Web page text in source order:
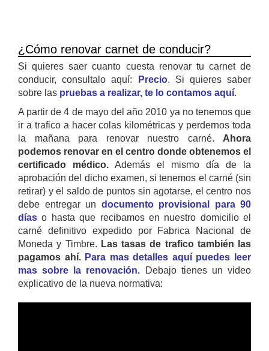
¿Cómo renovar carnet de conducir?
Si quieres saer cuanto cuesta renovar tu carnet de
conducir, consultalo aquí:
Precio. Si quieres saber
sobre las pruebas a realizar, te lo contamos aquí.
A partir de 4 de mayo del año 2010 ya no tenemos que
ir a trafico a hacer colas kilométricas y perdernos toda
la mañana para renovar nuestro carné. Ahora
podemos renovar en el centro donde obtenemos el
certificado médico. Además el mismo día de la
aprobación del dicho examen, si tenemos el carné (sin
retirar) y el saldo de puntos sin agotarse, el centro nos
debe entregar un documento provisional para 90
días o hasta que recibamos en nuestro domicilio el
carné definitivo expedido por Fabrica Nacional de
Moneda y Timbre. Las tasas de trafico también las
pagamos ahí. Para mas detalles aquí puedes leer
mas sobre la renovación. Debajo tienes un video
explicativo de la nueva normativa: